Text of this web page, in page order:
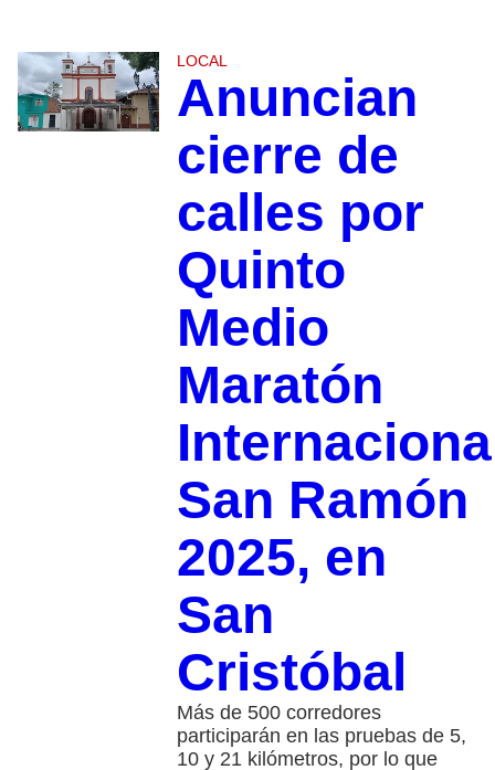
LOCAL
Anuncian
cierre de
calles por
Quinto
Medio
Maratón
San Ramón
2025, en
San
Cristóbal
Más de 500 corredores
participarán en las pruebas de 5,
10 y 21 kilómetros, por lo que